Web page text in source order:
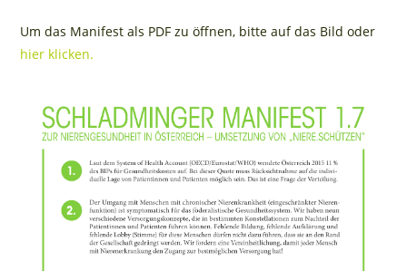
Um das Manifest als PDF zu öffnen, bitte auf das Bild oder
hier klicken.